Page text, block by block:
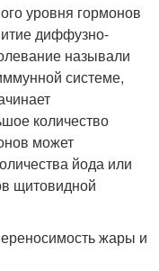
уровня гормонов
диффузно-
называли
системе,
количество
может
йода или
щитовидной
жары и